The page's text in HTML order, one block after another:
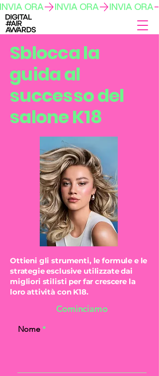
INVIA ORA
Sblocca la
guida al
successo del
salone K18
Ottieni gli strumenti, le formule e le
strategie esclusive utilizzate dai
migliori stilisti per far crescere la
loro attività con K18.
Cominciamo
Nome